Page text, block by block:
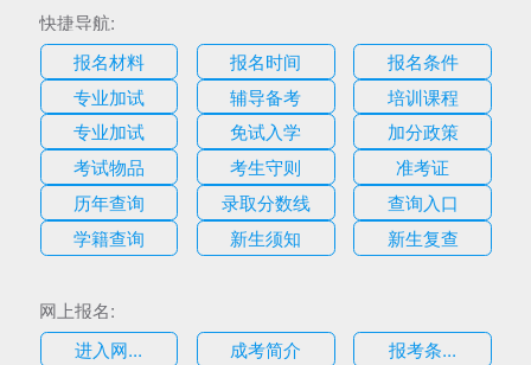
快捷导航:
报名材料
报名时间
报名条件
专业加试
辅导备考
培训课程
专业加试
免试入学
加分政策
考试物品
考生守则
准考证
历年查询
录取分数线
查询入口
学籍查询
新生须知 新生复查
网上报名:
进入网...
成考简介
报考条...